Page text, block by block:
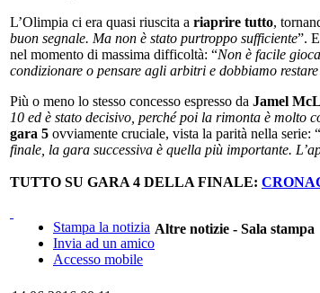
L’Olimpia ci era quasi riuscita a riaprire tutto,
buon segnale. Ma non è stato purtroppo sufficiente”.
nel momento di massima difficoltà: “Non è facile
condizionare o pensare agli arbitri e dobbiamo
Più o meno lo stesso concesso espresso da Jamel
10 ed è stato decisivo, perché poi la rimonta è
gara 5 ovviamente cruciale, vista la parità nella serie: “
finale, la gara successiva è quella più importante.
TUTTO SU GARA 4 DELLA FINALE:
Stampa la notizia
Invia ad un amico
Accesso mobile
Altre notizie - Sala stampa